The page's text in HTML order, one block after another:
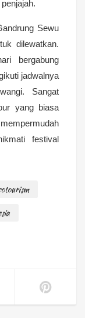
Sewu
dilewatkan.
bergabung
jadwalnya
Sangat
yang biasa
festival